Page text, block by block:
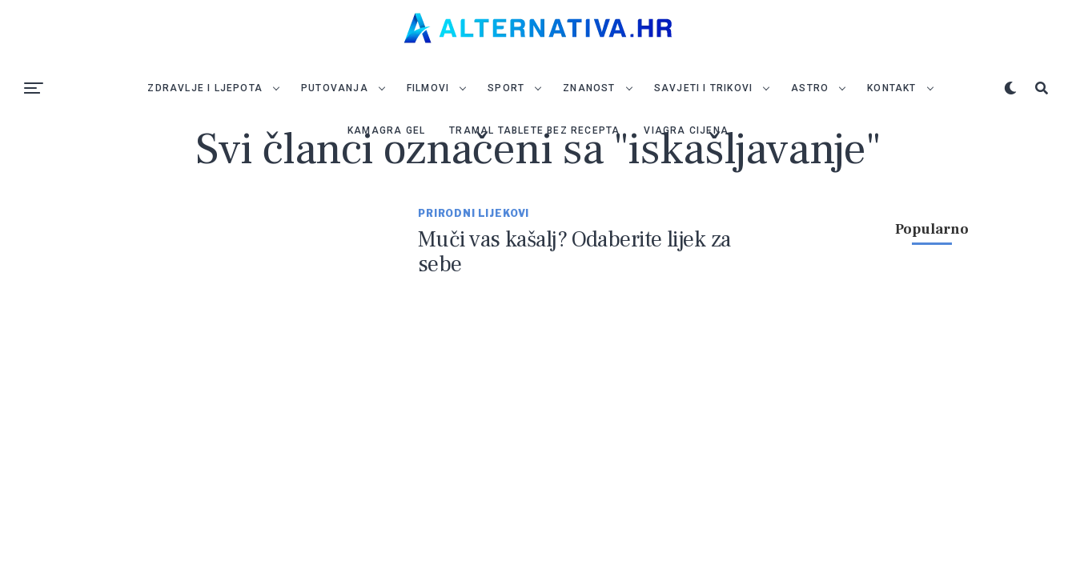
ZDRAVLJE I LJEPOTA PUTOVANJA FILMOVI SPORT ZNANOST SAVJETI I TRIKOVI ASTRO KONTAKT
KAMAGRA GEL TRAMAL TABLETE BEZ RECEPTA VIAGRA CIJENA
Svi članci označeni sa "iskašljavanje"
PRIRODNI LIJEKOVI
Muči vas kašalj? Odaberite lijek za
sebe
Popularno